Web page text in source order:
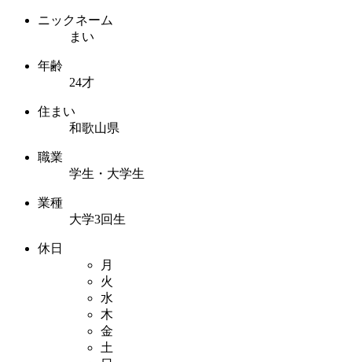
ニックネーム
まい
年齢
24才
住まい
和歌山県
職業
学生・大学生
業種
大学3回生
休日
月
火
水
木
金
土